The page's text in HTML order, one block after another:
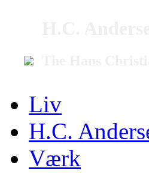
Liv
H.C.
Værk